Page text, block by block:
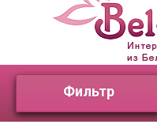
Фильтр